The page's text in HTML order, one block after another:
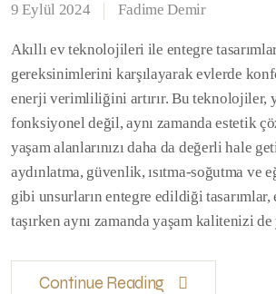
9 Eylül 2024 Fadime Demir
Akıllı ev teknolojileri ile entegre
gereksinimlerini karşılayarak evlerde
enerji verimliliğini artırır. Bu teknolojiler,
fonksiyonel değil, aynı zamanda estetik
yaşam alanlarınızı daha da değerli hale
aydınlatma, güvenlik, ısıtma-soğutma ve
gibi unsurların entegre edildiği
taşırken aynı zamanda yaşam kalitenizi
Continue Reading